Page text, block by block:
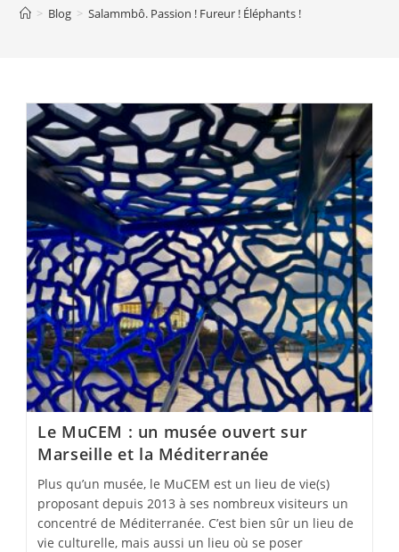
> Blog > Salammbô. Passion ! Fureur ! Éléphants !
Le MuCEM : un musée ouvert sur
Marseille et la Méditerranée
Plus qu’un musée, le MuCEM est un lieu de vie(s)
proposant depuis 2013 à ses nombreux visiteurs un
concentré de Méditerranée. C’est bien sûr un lieu de
vie culturelle, mais aussi un lieu où se poser